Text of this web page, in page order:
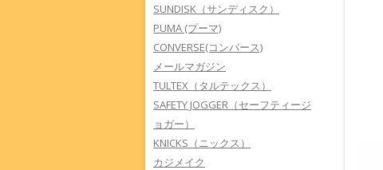
SUNDISK（サンディスク）
PUMA (プーマ)
CONVERSE(コンバース)
メールマガジン
TULTEX（タルテックス）
SAFETY JOGGER（セーフティージ
ョガー）
KNICKS（ニックス）
カジメイク